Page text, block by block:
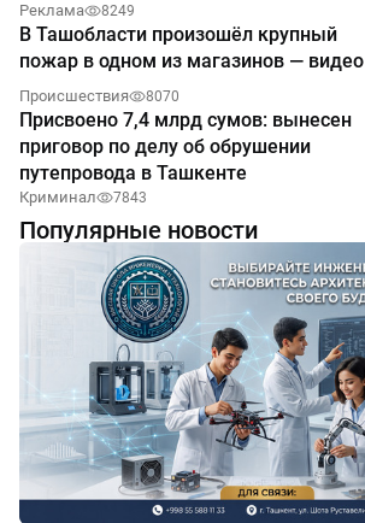
Реклама 8249
В Ташобласти произошёл крупный
пожар в одном из магазинов — видео
Происшествия 8070
Присвоено 7,4 млрд сумов: вынесен
приговор по делу об обрушении
путепровода в Ташкенте
Криминал 7843
Популярные новости